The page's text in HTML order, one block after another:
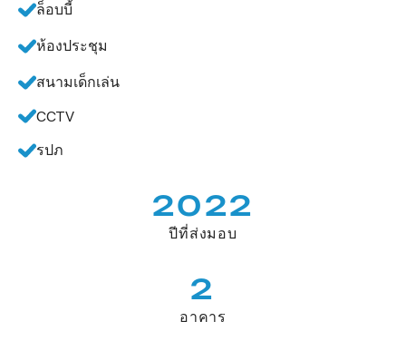
ล็อบบี้
ห้องประชุม
สนามเด็กเล่น
CCTV
รปภ
2022
ปีที่ส่งมอบ
2
อาคาร